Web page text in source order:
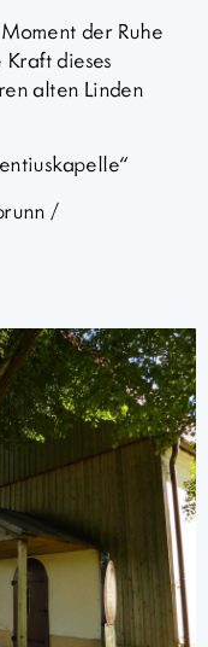
der Ruhe
dieses
alten Linden
/